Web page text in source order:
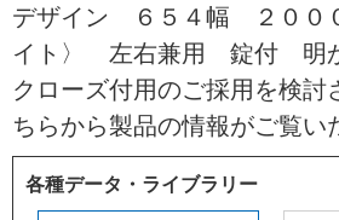
デザイン ６５４幅 ２００
イト〉 左右兼用 錠付 明
クローズ付用のご採用を検討
ちらから製品の情報がご覧い
各種データ・ライブラリー